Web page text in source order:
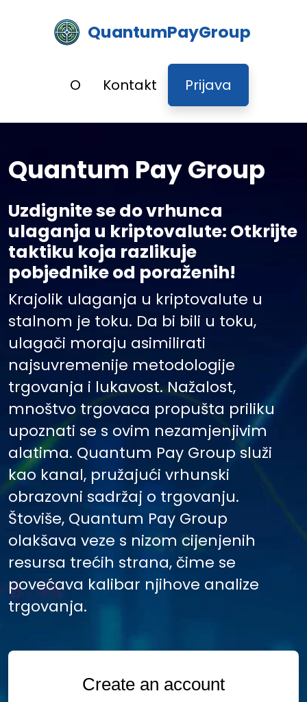
QuantumPayGroup
O Kontakt Prijava
Quantum Pay Group
Uzdignite se do vrhunca
ulaganja u kriptovalute: Otkrijte
taktiku koja razlikuje
pobjednike od poraženih!
Krajolik ulaganja u kriptovalute u
stalnom je toku. Da bi bili u toku,
ulagači moraju asimilirati
najsuvremenije metodologije
trgovanja i lukavost. Nažalost,
mnoštvo trgovaca propušta priliku
upoznati se s ovim nezamjenjivim
alatima. Quantum Pay Group služi
kao kanal, pružajući vrhunski
obrazovni sadržaj o trgovanju.
Štoviše, Quantum Pay Group
olakšava veze s nizom cijenjenih
resursa trećih strana, čime se
povećava kalibar njihove analize
trgovanja.